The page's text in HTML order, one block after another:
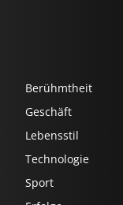
Berühmtheit
Geschäft
Lebensstil
Technologie
Sport